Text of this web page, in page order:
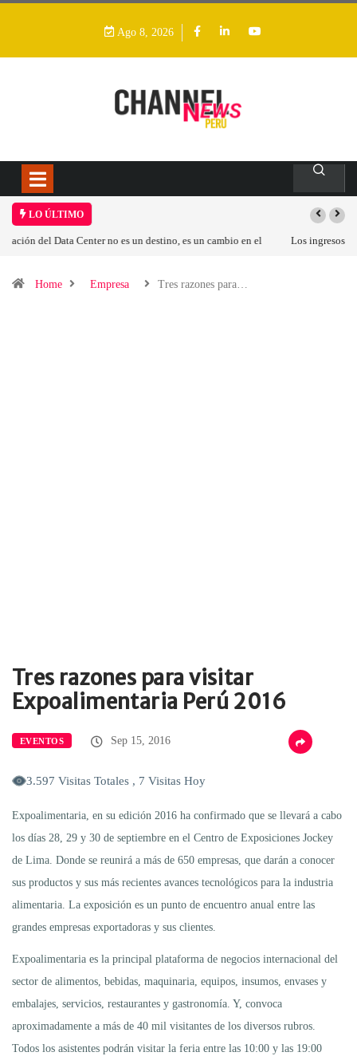
Ago 8, 2026
LO ÚLTIMO
Los ingresos por semiconductores aumentarán más de un 94 % en 2026
Home Empresa Tres razones para…
Tres razones para visitar
Expoalimentaria Perú 2016
EVENTOS Sep 15, 2016
3.597 Visitas Totales , 7 Visitas Hoy
Expoalimentaria, en su edición 2016 ha confirmado que se llevará a cabo
los días 28, 29 y 30 de septiembre en el Centro de Exposiciones Jockey
de Lima. Donde se reunirá a más de 650 empresas, que darán a conocer
sus productos y sus más recientes avances tecnológicos para la industria
alimentaria. La exposición es un punto de encuentro anual entre las
grandes empresas exportadoras y sus clientes.
Expoalimentaria es la principal plataforma de negocios internacional del
sector de alimentos, bebidas, maquinaria, equipos, insumos, envases y
embalajes, servicios, restaurantes y gastronomía. Y, convoca
aproximadamente a más de 40 mil visitantes de los diversos rubros.
Todos los asistentes podrán visitar la feria entre las 10:00 y las 19:00